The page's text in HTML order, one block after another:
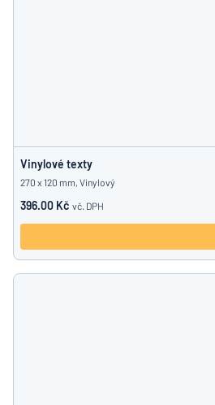
Vinylové texty
270 x 120 mm, Vinylový
396.00 Kč vč. DPH